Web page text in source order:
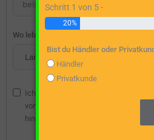
Wo lebst du?
Ich bin damit einverstanden, dass
vom Webseitenbetreiber gespeichert
hinsichtlich eines unverbindlichen
Schritt 1 von 5 -
20%
Bist du Händler oder
Händler
Privatkunde